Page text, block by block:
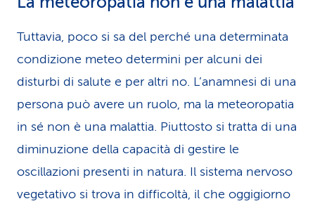
Tuttavia, poco si sa del perché una determinata
condizione meteo determini per alcuni dei
disturbi di salute e per altri no. L’anamnesi di una
persona può avere un ruolo, ma la meteoropatia
in sé non è una malattia. Piuttosto si tratta di una
diminuzione della capacità di gestire le
oscillazioni presenti in natura. Il sistema nervoso
vegetativo si trova in difficoltà, il che oggigiorno